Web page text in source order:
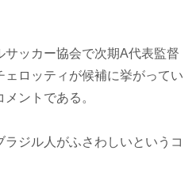
サッカー協会で次期A代表監督
ロッティが候補に挙がってい
ントである。
ジル人がふさわしいというコ